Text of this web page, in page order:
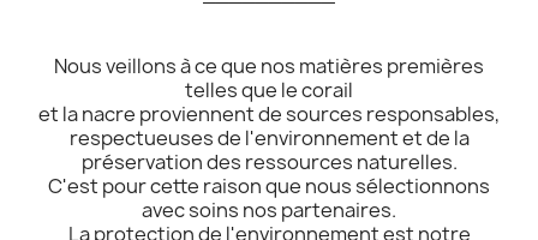
Nous veillons à ce que nos matières premières
telles que le corail
et la nacre proviennent de sources responsables,
respectueuses de l'environnement et de la
préservation des ressources naturelles.
C'est pour cette raison que nous sélectionnons
avec soins nos partenaires.
La protection de l'environnement est notre